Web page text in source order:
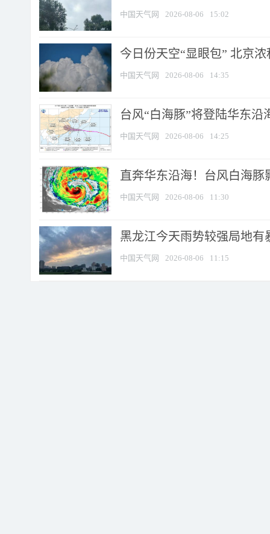
中国天气网 2026-08-06 15:02
今日份天空“显眼包” 北京
中国天气网 2026-08-06 14:35
台风“白海豚”将登陆华东沿
中国天气网 2026-08-06 14:25
直奔华东沿海！台风白海豚
中国天气网 2026-08-06 11:30
黑龙江今天雨势较强局地有
中国天气网 2026-08-06 11:15